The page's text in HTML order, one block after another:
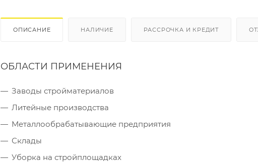
ОПИСАНИЕ НАЛИЧИЕ РАССРОЧКА И КРЕДИТ
ОБЛАСТИ ПРИМЕНЕНИЯ
Заводы стройматериалов
Литейные производства
Металлообрабатывающие предприятия
Склады
Уборка на стройплощадках